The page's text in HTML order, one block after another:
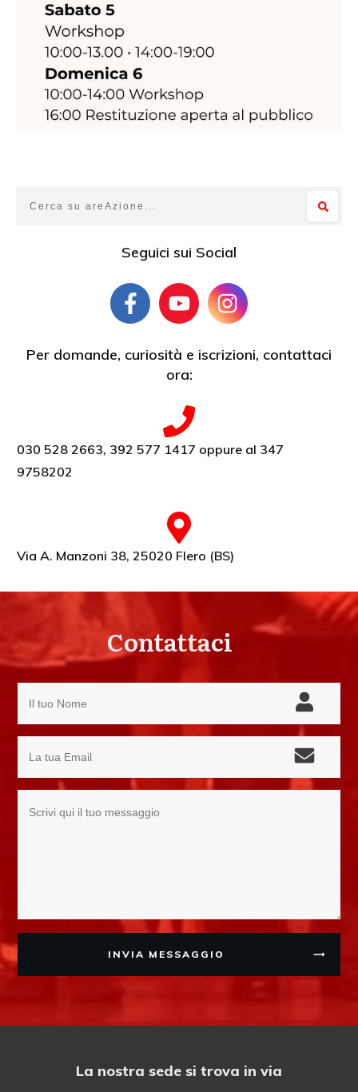
Seguici sui Social
Per domande, curiosità e iscrizioni, contattaci
ora:
030 528 2663, 392 577 1417 oppure al 347
9758202
Via A. Manzoni 38, 25020 Flero (BS)
Contattaci
INVIA MESSAGGIO
La nostra sede si trova in via